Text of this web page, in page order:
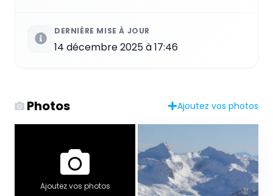
DERNIÈRE MISE À JOUR
14 décembre 2025 à 17:46
Photos Ajoutez vos photos
Ajoutez vos photos